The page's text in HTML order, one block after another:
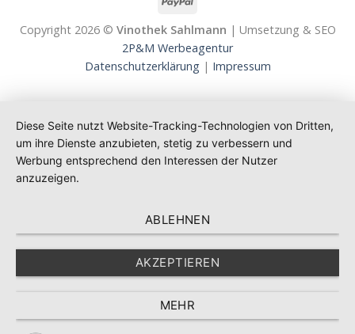
Copyright 2026 © Vinothek Sahlmann | Umsetzung & SEO
2P&M Werbeagentur
Datenschutzerklärung | Impressum
Diese Seite nutzt Website-Tracking-Technologien von Dritten,
um ihre Dienste anzubieten, stetig zu verbessern und
Werbung entsprechend den Interessen der Nutzer
anzuzeigen.
ABLEHNEN
AKZEPTIEREN
MEHR